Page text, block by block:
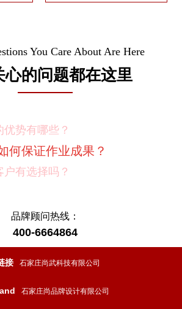
You Care About Are Here
心的问题都在这里
优势有哪些？
何保证作业成果？
户有选择吗？
例资料？
之前您需要给我们提供什么资
品牌顾问热线：
400-6664864
接 石家庄尚武科技有限公司
石家庄尚品牌设计有限公司